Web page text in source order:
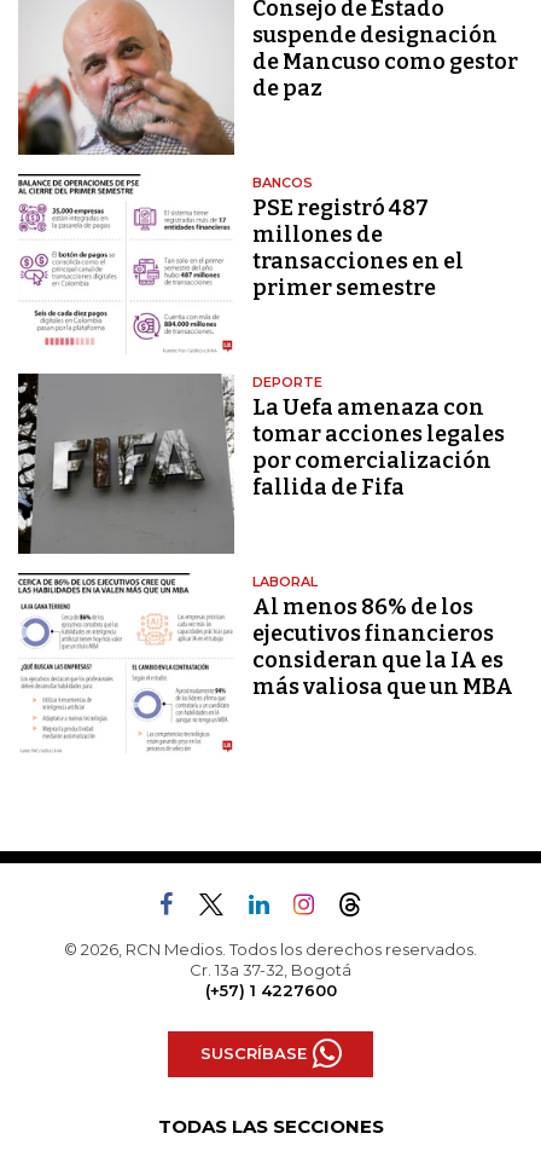
Consejo de Estado
suspende designación
de Mancuso como gestor
de paz
BANCOS
PSE registró 487
millones de
transacciones en el
primer semestre
DEPORTE
La Uefa amenaza con
tomar acciones legales
por comercialización
fallida de Fifa
LABORAL
Al menos 86% de los
ejecutivos financieros
consideran que la IA es
más valiosa que un MBA
© 2026, RCN Medios. Todos los derechos reservados.
Cr. 13a 37-32, Bogotá
(+57) 1 4227600
SUSCRÍBASE
TODAS LAS SECCIONES